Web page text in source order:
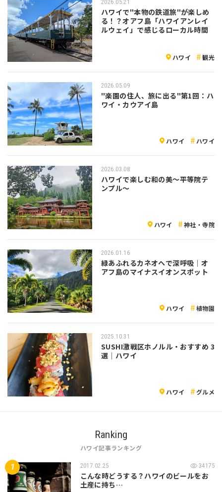
2026.05.21
ハワイで"本物の鉄道旅"が楽しめ
る！？オアフ島「ハワイアンレイ
ルウェイ」で感じるローカル時間
ハワイ 観光
2026.05.09
"楽園の住人、旅に出る"第1回：ハ
ワイ・カウアイ島
ハワイ ハワイ
2026.03.08
ハワイで楽しむ和の美〜平等院テ
ンプル〜
ハワイ 神社・寺院
2026.01.16
緑あふれるカネオヘで深呼吸｜オ
アフ島のマイナスイオンスポット
ハワイ 植物園
2025.10.31
SUSHI激戦区ホノルル・おすすめ 3
選｜ハワイ
ハワイ グルメ
Ranking
ハワイ記事ランキング
2017.02.25 34175
こんな時どうする？ハワイのビールをお
土産に持ち…